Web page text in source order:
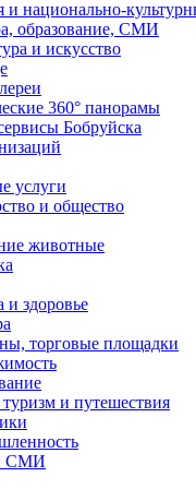
и национально-
образование, СМИ
и искусство
360° панорамы
Бобруйска
услуги
и общество
животные
и здоровье
торговые площадки
и путешествия
СМИ